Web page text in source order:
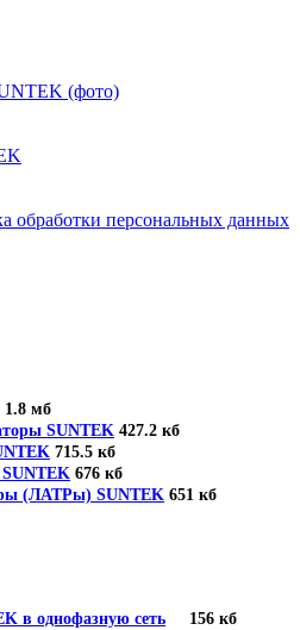
(фото)
обработки персональных данных
1.8 мб
SUNTEK 427.2 кб
715.5 кб
676 кб
(ЛАТРы) SUNTEK 651 кб
в однофазную сеть 156 кб